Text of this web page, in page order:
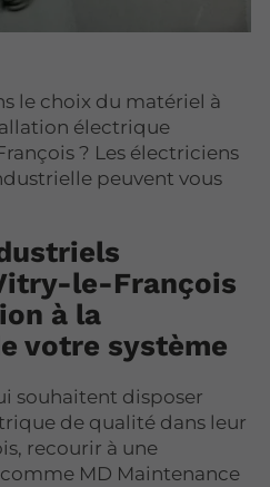
le choix du matériel à
électrique
? Les électriciens
peuvent vous
le-François
à la
votre système
souhaitent disposer
de qualité dans leur
recourir à une
MD Maintenance